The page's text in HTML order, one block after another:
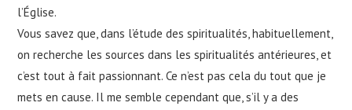
l’Église.
Vous savez que, dans l’étude des spiritualités, habituellement,
on recherche les sources dans les spiritualités antérieures, et
c’est tout à fait passionnant. Ce n’est pas cela du tout que je
mets en cause. Il me semble cependant que, s’il y a des